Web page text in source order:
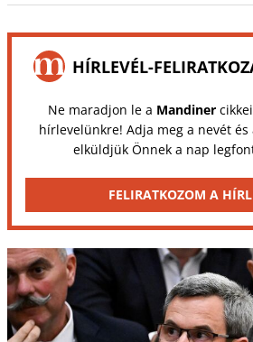
HÍRLEVÉL-
Ne maradjon le a Mandiner
hírlevelünkre! Adja meg a nevét
elküldjük Önnek a nap
FELIRATKOZOM A